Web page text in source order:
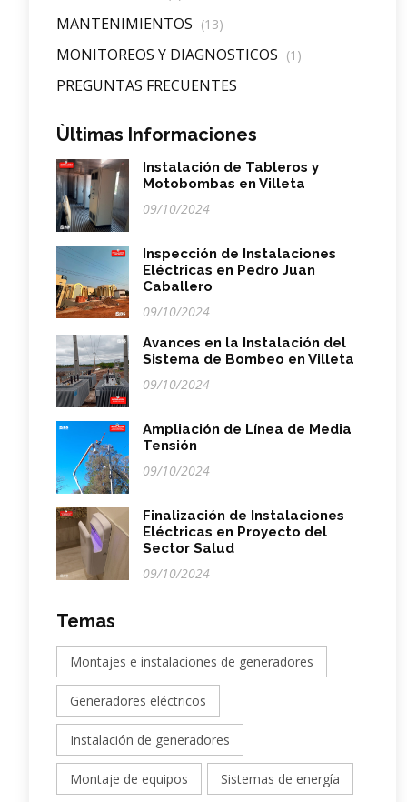
MANTENIMIENTOS (13)
MONITOREOS Y DIAGNOSTICOS (1)
PREGUNTAS FRECUENTES
Ùltimas Informaciones
Instalación de Tableros y
Motobombas en Villeta
09/10/2024
Inspección de Instalaciones
Eléctricas en Pedro Juan
Caballero
09/10/2024
Avances en la Instalación del
Sistema de Bombeo en Villeta
09/10/2024
Ampliación de Línea de Media
Tensión
09/10/2024
Finalización de Instalaciones
Eléctricas en Proyecto del
Sector Salud
09/10/2024
Temas
Montajes e instalaciones de generadores
Generadores eléctricos
Instalación de generadores
Montaje de equipos Sistemas de energía